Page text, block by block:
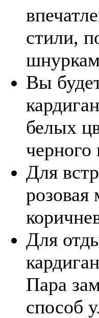
стили,
Вы
белых
черного
Для
розовая
Для
Пара
способ